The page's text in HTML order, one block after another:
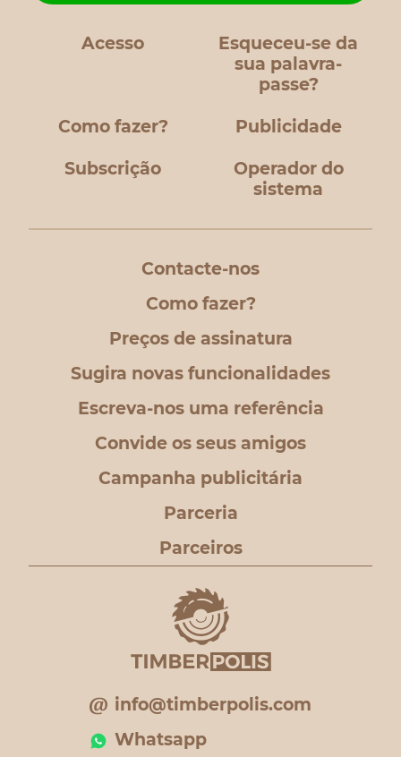
Acesso
Esqueceu-se da
sua palavra-
passe?
Como fazer? Publicidade
Subscrição
Operador do
sistema
Contacte-nos
Como fazer?
Preços de assinatura
Sugira novas funcionalidades
Escreva-nos uma referência
Convide os seus amigos
Campanha publicitária
Parceria
Parceiros
info@timberpolis.com
Whatsapp